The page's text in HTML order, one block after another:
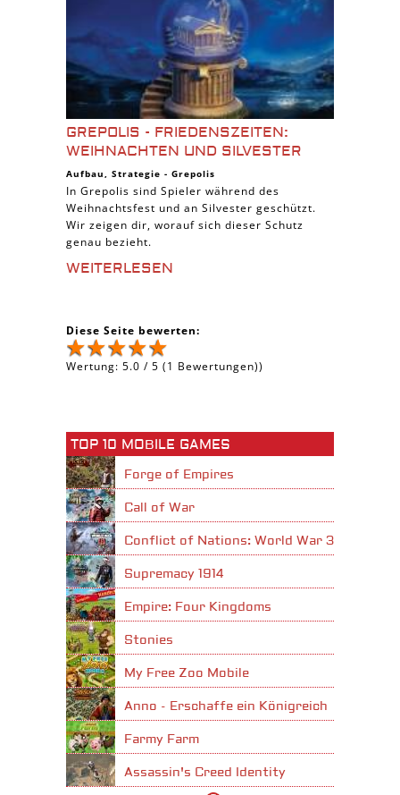
GREPOLIS - FRIEDENSZEITEN:
WEIHNACHTEN UND SILVESTER
Aufbau, Strategie - Grepolis
In Grepolis sind Spieler während des
Weihnachtsfest und an Silvester geschützt.
Wir zeigen dir, worauf sich dieser Schutz
genau bezieht.
WEITERLESEN
Diese Seite bewerten:
Wertung: 5.0 / 5 (1 Bewertungen))
TOP 10 MOBILE GAMES
Forge of Empires
Call of War
Conflict of Nations: World War 3
Supremacy 1914
Empire: Four Kingdoms
Stonies
My Free Zoo Mobile
Anno - Erschaffe ein Königreich
Farmy Farm
Assassin's Creed Identity